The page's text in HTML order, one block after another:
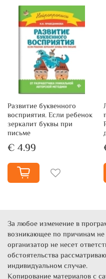
можно смело назвать
по широте
архитектурные
сооружения,
космические тела,
зверей, птиц и
рептилий читатель не
иллюстрациях,
них
занимательную
дополненной реальности.
скачать на
мобильное устройство
Для среднего и старшего
Развитие буквенного
восприятия. Если ребенок
зеркалит буквы при
письме
€ 4.99
За любое изменение в
возникающее по причинам
организатор не несет
обстоятельства
индивидуальном случае.
Копирование материалов с